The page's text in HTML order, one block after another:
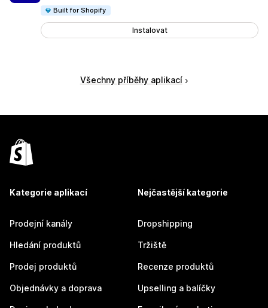
Built for Shopify
Instalovat
Všechny příběhy aplikací
Kategorie aplikací
Prodejní kanály
Hledání produktů
Prodej produktů
Objednávky a doprava
Nejčastější kategorie
Dropshipping
Tržiště
Recenze produktů
Upselling a balíčky